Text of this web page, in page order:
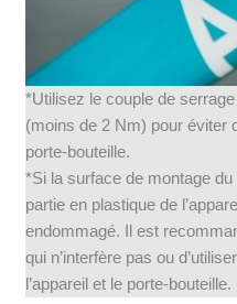
*Utilisez le couple de
(moins de 2 Nm) pour éviter
porte-bouteille.
*Si la surface de montage
partie en plastique de
endommagé. Il est
qui n’interfère pas ou
l’appareil et le porte-bouteille.